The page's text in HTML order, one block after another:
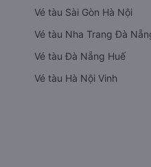
Vé tàu Sài Gòn Hà Nội
Vé tàu Nha Trang Đà
Vé tàu Đà Nẵng Huế
Vé tàu Hà Nội Vinh